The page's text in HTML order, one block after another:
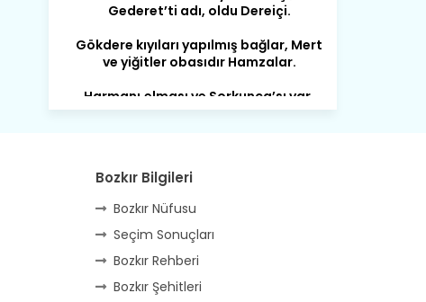
Gökdere kıyıları yapılmış bağlar, Mert
Harmanı,elması ve Sorkunca’sı var.
Belören, Koçaş, Kuzören vermiş hep
kan, Bunlarla kasaba olmuş Sarıoğlan.
yorgun. Şehit Berâtlı, halkı yiğit genç
Sorkun.
Perşembe de yaşlılardan aldım öğüt,
Bozkır Bilgileri
Bozkır Nüfusu
Seçim Sonuçları
Bozkır Rehberi
Bozkır Şehitleri